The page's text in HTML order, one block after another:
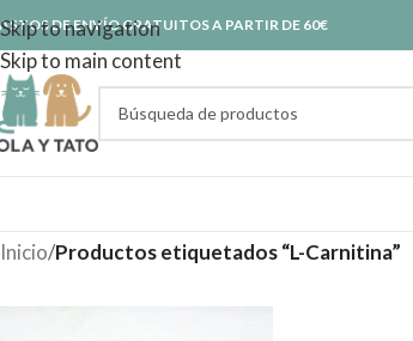
Skip to navigation
Skip to main content
DE ENVÍO GRATUITOS A PARTIR DE 60€
Inicio/Productos etiquetados “L-Carnitina”